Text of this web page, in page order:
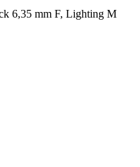
6,35 mm F, Lighting M